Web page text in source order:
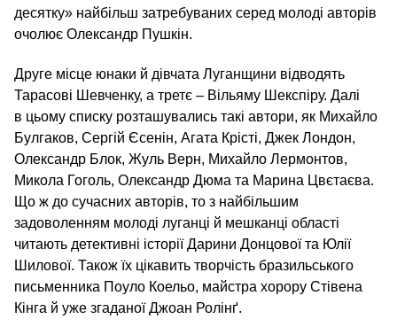
десятку» найбільш затребуваних серед молоді авторів
очолює Олександр Пушкін.
Друге місце юнаки й дівчата Луганщини відводять
Тарасові Шевченку, а третє – Вільяму Шекспіру. Далі
в цьому списку розташувались такі автори, як Михайло
Булгаков, Сергій Єсенін, Агата Крісті, Джек Лондон,
Олександр Блок, Жуль Верн, Михайло Лермонтов,
Микола Гоголь, Олександр Дюма та Марина Цвєтаєва.
Що ж до сучасних авторів, то з найбільшим
задоволенням молоді луганці й мешканці області
читають детективні історії Дарини Донцової та Юлії
Шилової. Також їх цікавить творчість бразильського
письменника Поуло Коельо, майстра хорору Стівена
Кінга й уже згаданої Джоан Ролінґ.